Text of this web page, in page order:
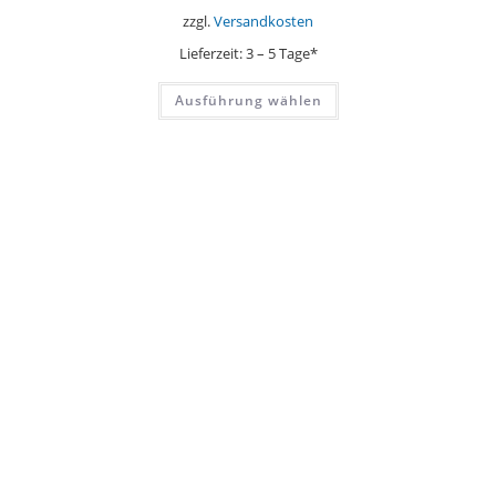
zzgl.Versandkosten
Lieferzeit:3 – 5 Tage*
Ausführung wählen
Dieses
weist